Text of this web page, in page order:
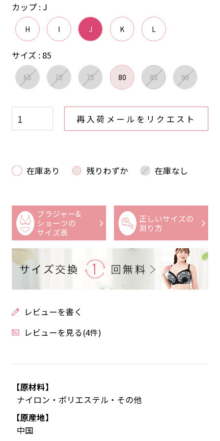
サイズ 85
65 70 75 80 85 90
カップ J
H I J K L
再入荷メールをリクエスト
在庫あり 残りわずか 在庫なし
ブラジャー&
ショーツの
サイズ表
正しいサイズの
測り方
レビューを書く
レビューを見る(4件)
【原材料】
ナイロン・ポリエステル・その他
【原産地】
中国